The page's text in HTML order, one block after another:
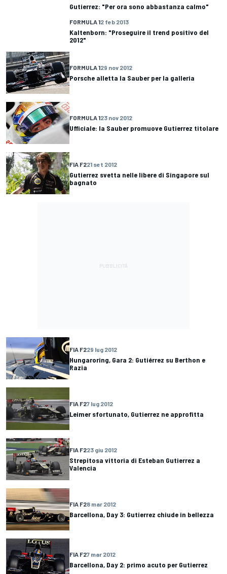
Gutierrez: "Per ora sono abbastanza calmo"
FORMULA 12 feb 2013
Kaltenborn: "Proseguire il trend positivo del
2012"
FORMULA 129 nov 2012
Porsche alletta la Sauber per la galleria
FORMULA 123 nov 2012
Ufficiale: la Sauber promuove Gutierrez titolare
FIA F221 set 2012
Gutierrez svetta nelle libere di Singapore sul
bagnato
FIA F229 lug 2012
Hungaroring, Gara 2: Gutiérrez su Berthon e
Razia
FIA F27 lug 2012
Leimer sfortunato, Gutierrez ne approfitta
FIA F223 giu 2012
Strepitosa vittoria di Esteban Gutierrez a
Valencia
FIA F28 mar 2012
Barcellona, Day 3: Gutierrez chiude in bellezza
FIA F27 mar 2012
Barcellona, Day 2: primo acuto per Gutierrez